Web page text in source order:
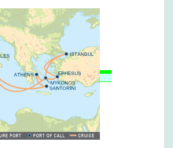
#
1
3
E
T
#
1
4
–
T
R